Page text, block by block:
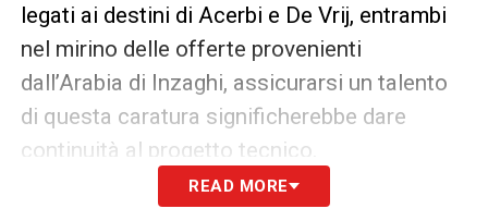
legati ai destini di Acerbi e De Vrij, entrambi
nel mirino delle offerte provenienti
dall’Arabia di Inzaghi, assicurarsi un talento
di questa caratura significherebbe dare
continuità al progetto tecnico.
Pur non trattandosi di un rinforzo immediato
READ MORE